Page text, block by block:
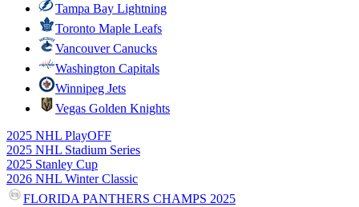
Tampa Bay Lightning
Toronto Maple Leafs
Vancouver Canucks
Washington Capitals
Winnipeg Jets
Vegas Golden Knights
2025 NHL PlayOFF
2025 NHL Stadium Series
2025 Stanley Cup
2026 NHL Winter Classic
FLORIDA PANTHERS CHAMPS 2025